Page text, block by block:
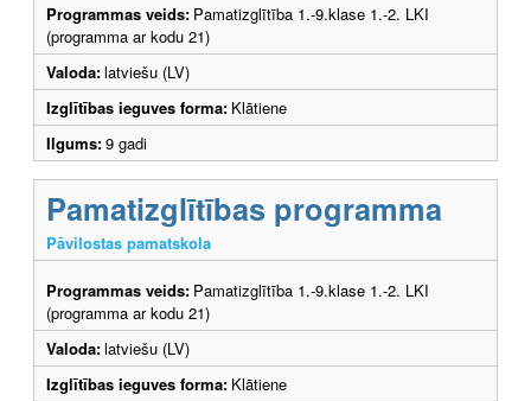
Programmas veids: Pamatizglītība 1.-9.klase 1.-2. LKI
(programma ar kodu 21)
Valoda:latviešu (LV)
Izglītības ieguves forma: Klātiene
Ilgums:9 gadi
Pamatizglītības programma
Pāvilostas pamatskola
Programmas veids: Pamatizglītība 1.-9.klase 1.-2. LKI
(programma ar kodu 21)
Valoda:latviešu (LV)
Izglītības ieguves forma: Klātiene